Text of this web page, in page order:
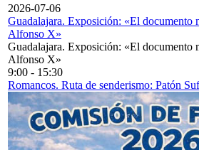
2026-07-06
Guadalajara. Exposición: «El documento
Alfonso X»
Guadalajara. Exposición: «El documento
Alfonso X»
9:00 - 15:30
Romancos. Ruta de senderismo: Patón